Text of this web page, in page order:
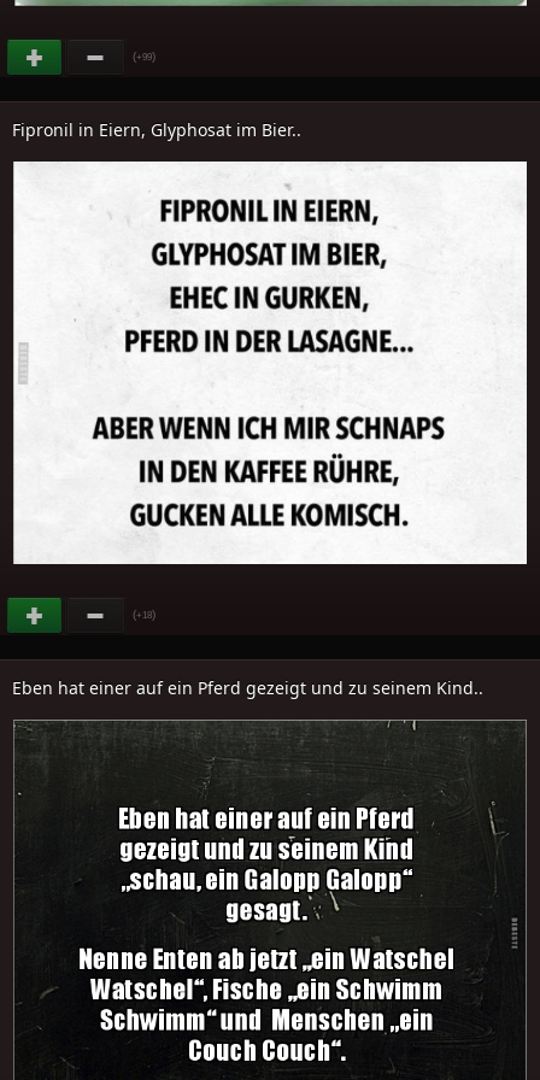
(+99)
Fipronil in Eiern, Glyphosat im Bier..
(+18)
Eben hat einer auf ein Pferd gezeigt und zu seinem Kind..